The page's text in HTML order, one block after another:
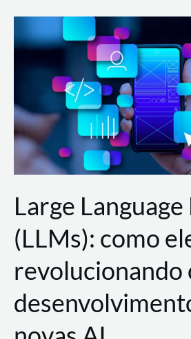
de
a
AWS?
Large
(LLMs): como
revolucionando